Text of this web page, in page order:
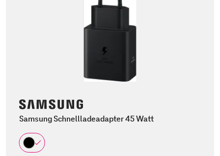
Samsung Schnellladeadapter 45 Watt